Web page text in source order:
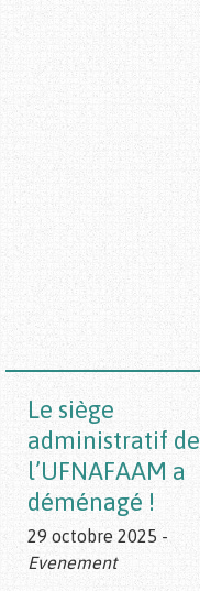
Le siège
administratif de
l’UFNAFAAM a
déménagé !
29 octobre 2025 -
Evenement